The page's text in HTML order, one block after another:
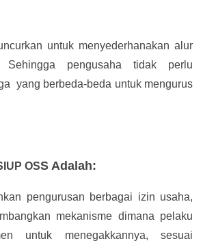
untuk menyederhanakan alur
Sehingga pengusaha tidak perlu
yang berbeda-beda untuk mengurus
OSS Adalah:
pengurusan berbagai izin usaha,
mekanisme dimana pelaku
untuk menegakkannya, sesuai